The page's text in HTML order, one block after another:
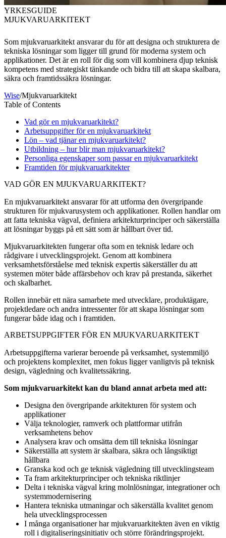
YRKESGUIDE
MJUKVARUARKITEKT
Som mjukvaruarkitekt ansvarar du för att designa och strukturera de
tekniska lösningar som ligger till grund för moderna system och
applikationer. Det är en roll för dig som vill kombinera djup teknisk
kompetens med strategiskt tänkande och bidra till att skapa skalbara,
säkra och framtidssäkra lösningar.
Wise/Mjukvaruarkitekt
Table of Contents
Vad gör en mjukvaruarkitekt?
Arbetsuppgifter för en mjukvaruarkitekt
Lön – vad tjänar en mjukvaruarkitekt?
Utbildning – hur blir man mjukvaruarkitekt?
Personliga egenskaper som passar en mjukvaruarkitekt
Framtiden för mjukvaruarkitekter
VAD GÖR EN MJUKVARUARKITEKT?
En mjukvaruarkitekt ansvarar för att utforma den övergripande
strukturen för mjukvarusystem och applikationer. Rollen handlar om
att fatta tekniska vägval, definiera arkitekturprinciper och säkerställa
att lösningar byggs på ett sätt som är hållbart över tid.
Mjukvaruarkitekten fungerar ofta som en teknisk ledare och
rådgivare i utvecklingsprojekt. Genom att kombinera
verksamhetsförståelse med teknisk expertis säkerställer du att
systemen möter både affärsbehov och krav på prestanda, säkerhet
och skalbarhet.
Rollen innebär ett nära samarbete med utvecklare, produktägare,
projektledare och andra intressenter för att skapa lösningar som
fungerar både idag och i framtiden.
ARBETSUPPGIFTER FÖR EN MJUKVARUARKITEKT
Arbetsuppgifterna varierar beroende på verksamhet, systemmiljö
och projektens komplexitet, men fokus ligger vanligtvis på teknisk
design, vägledning och kvalitetssäkring.
Som mjukvaruarkitekt kan du bland annat arbeta med att:
Designa den övergripande arkitekturen för system och
applikationer
Välja teknologier, ramverk och plattformar utifrån
verksamhetens behov
Analysera krav och omsätta dem till tekniska lösningar
Säkerställa att system är skalbara, säkra och långsiktigt
hållbara
Granska kod och ge teknisk vägledning till utvecklingsteam
Ta fram arkitekturprinciper och tekniska riktlinjer
Delta i tekniska vägval kring molnlösningar, integrationer och
systemmodernisering
Hantera tekniska utmaningar och säkerställa kvalitet genom
hela utvecklingsprocessen
I många organisationer har mjukvaruarkitekten även en viktig
roll i digitaliseringsinitiativ och större förändringsprojekt.